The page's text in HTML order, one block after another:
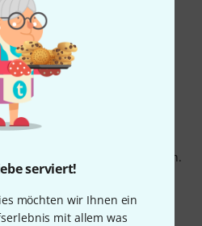
serviert!
möchten wir Ihnen ein
mit allem was
02.11.2016
bin ich bisher sehr zufrieden.
schöne Klangfarbe,auch
anprechend und die